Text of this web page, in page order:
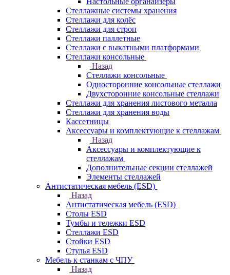
Стеллажные системы хранения
Стеллажи для колёс
Стеллажи для строп
Стеллажи паллетные
Стеллажи с выкатными платформами
Стеллажи консольные
Назад
Стеллажи консольные
Односторонние консольные стеллажи
Двухсторонние консольные стеллажи
Стеллажи для хранения листового металла
Стеллажи для хранения воды
Кассетницы
Аксесcуары и комплектующие к стеллажам
Назад
Аксесcуары и комплектующие к
стеллажам
Дополнительные секции стеллажей
Элементы стеллажей
Антистатическая мебель (ESD)
Назад
Антистатическая мебель (ESD)
Столы ESD
Тумбы и тележки ESD
Стеллажи ESD
Стойки ESD
Стулья ESD
Мебель к станкам с ЧПУ
Назад